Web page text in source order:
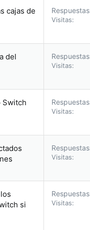
cajas de
Respuestas
Visitas
del
Respuestas
Visitas
Switch
Respuestas
Visitas
Respuestas
Visitas
si
Respuestas
Visitas